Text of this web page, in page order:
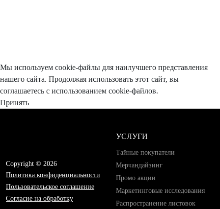
Мы используем cookie-файлы для наилучшего представления
нашего сайта. Продолжая использовать этот сайт, вы
соглашаетесь с использованием cookie-файлов.
Принять
Copyright © 2026
Политика конфиденциальности
Пользовательское соглашение
Согласие на обработку
УСЛУГИ
Тайные покупатели
Мерчандайзинг
Промо акции
Маркетинговые исследования
Распространение листовок